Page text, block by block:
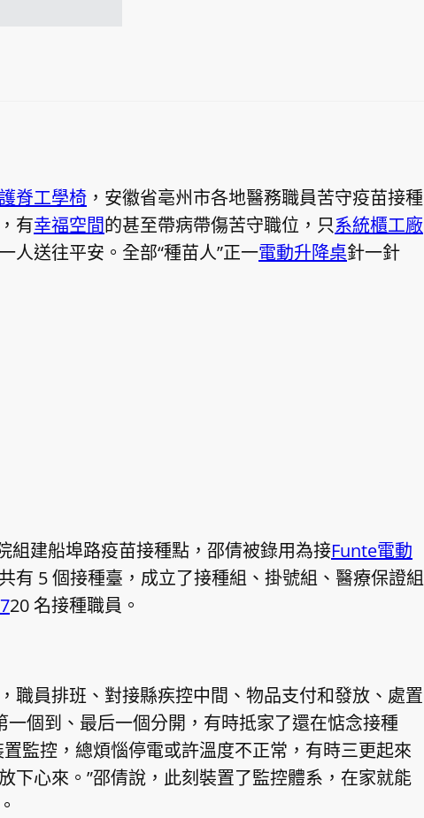
脊工學椅 ，安徽省亳州市各地醫務職員苦守疫苗接種
有幸福空間的甚至帶病帶傷苦守職位，只系統櫃工廠
人送往平安。全部“種苗人”正一電動升降桌針一針
組建船埠路疫苗接種點，邵倩被錄用為接Funte電動
有 5 個接種臺，成立了接種組、掛號組、醫療保證組
20 名接種職員。
職員排班、對接縣疾控中間、物品支付和發放、處置
個到、最后一個分開，有時抵家了還在惦念接種
監控，總煩惱停電或許溫度不正常，有時三更起來
下心來。”邵倩說，此刻裝置了監控體系，在家就能